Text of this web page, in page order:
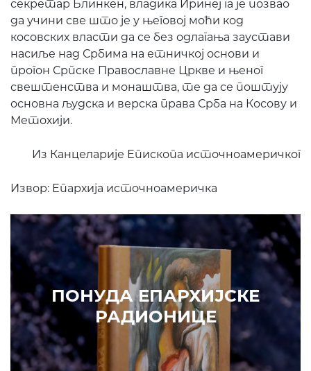
секретар Блинкен, владика Иринеј га је позвао
да учини све што је у његовој моћи код
косовских власти да се без одлагања заустави
насиље над Србима на етничкој основи и
прогон Српске Православне Цркве и њеног
свештенства и монаштва, те да се поштују
основна људска и верска права Срба на Косову и
Метохији.
Из Канцеларије Епископа источноамеричког
Извор: Епархија источноамеричка
ЕПАРХИЈСКЕ